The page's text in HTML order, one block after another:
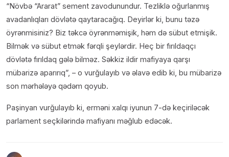
“Növbə “Ararat” sement zavodunundur. Tezliklə oğurlanmış
avadanlıqları dövlətə qaytaracağıq. Deyirlər ki, bunu təzə
öyrənmisiniz? Biz təkcə öyrənməmişik, həm də sübut etmişik.
Bilmək və sübut etmək fərqli şeylərdir. Heç bir fırıldaqçı
dövlətə fırıldaq gələ bilməz. Səkkiz ildir mafiyaya qarşı
mübarizə aparırıq”, – o vurğulayıb və əlavə edib ki, bu mübarizə
son mərhələyə qədəm qoyub.
Paşinyan vurğulayıb ki, erməni xalqı iyunun 7-də keçiriləcək
parlament seçkilərində mafiyanı məğlub edəcək.